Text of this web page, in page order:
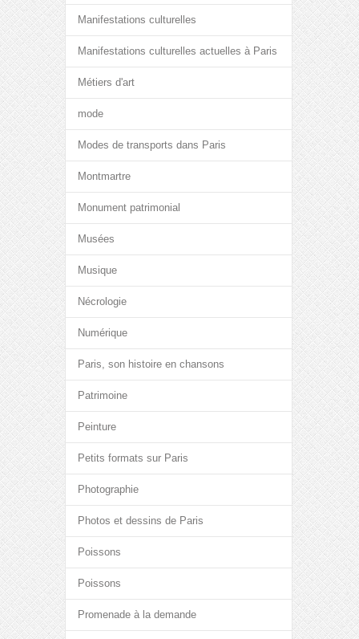
Manifestations culturelles
Manifestations culturelles actuelles à Paris
Métiers d'art
mode
Modes de transports dans Paris
Montmartre
Monument patrimonial
Musées
Musique
Nécrologie
Numérique
Paris, son histoire en chansons
Patrimoine
Peinture
Petits formats sur Paris
Photographie
Photos et dessins de Paris
Poissons
Poissons
Promenade à la demande